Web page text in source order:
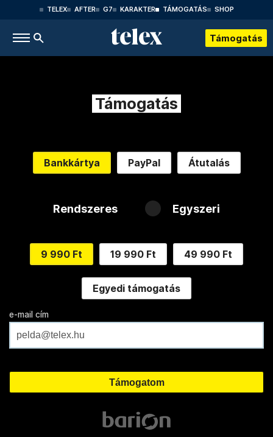
TELEX AFTER G7 KARAKTER TÁMOGATÁS SHOP
Támogatás
Támogatás
Bankkártya PayPal Átutalás
Rendszeres Egyszeri
9 990 Ft 19 990 Ft 49 990 Ft
Egyedi támogatás
e-mail cím